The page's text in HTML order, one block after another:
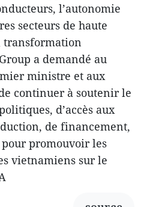
l’autonomie
secteurs de haute
transformation
a demandé au
ministre et aux
continuer à soutenir le
d’accès aux
de financement,
pour promouvoir les
vietnamiens sur le